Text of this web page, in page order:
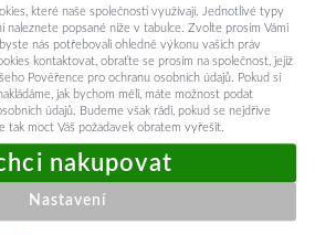
micro
které naše společnosti využívají. Jednotlivé typy
naleznete popsané níže v tabulce. Zvolte prosím Vámi
nás potřebovali ohledně výkonu vašich práv
kontaktovat, obraťte se prosím na společnost, jejíž
Pověřence pro ochranu osobních údajů. Pokud si
jak bychom měli, máte možnost podat
údajů. Budeme však rádi, pokud se nejdříve
tak moct Váš požadavek obratem vyřešit.
Nastavení